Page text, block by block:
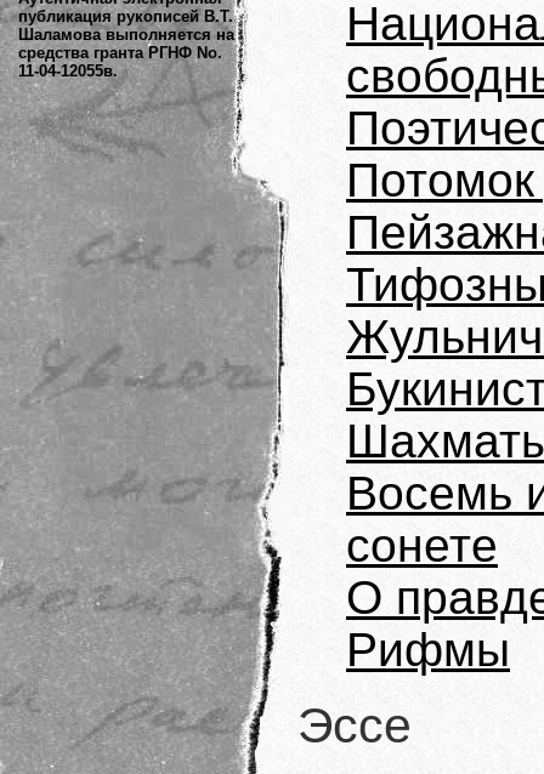
публикация рукописей В.Т.
Шаламова выполняется на
средства гранта РГНФ No.
11-04-12055в.
Восемь
сонете
О
Рифмы
Эссе